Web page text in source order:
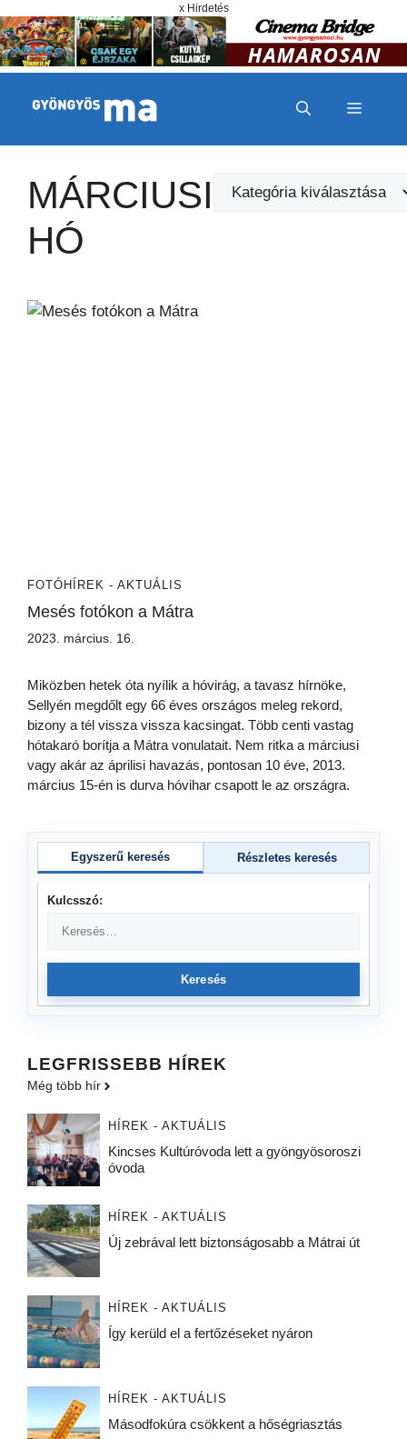
x Hirdetés
MENÜ
MÁRCIUSI
HÓ
Kategóriák
FOTÓ HÍREK - AKTUÁLIS
Mesés fotókon a Mátra
2023. március. 16.
Miközben hetek óta nyílik a hóvirág, a tavasz hírnöke,
Sellyén megdőlt egy 66 éves országos meleg rekord,
bizony a tél vissza vissza kacsingat. Több centi vastag
hótakaró borítja a Mátra vonulatait. Nem ritka a márciusi
vagy akár az áprilisi havazás, pontosan 10 éve, 2013.
március 15-én is durva hóvihar csapott le az országra.
Egyszerű keresés Részletes keresés
Kulcsszó:
Keresés
LEGFRISSEBB HÍREK
Még több hír
HÍREK - AKTUÁLIS
Kincses Kultúróvoda lett a gyöngyösoroszi
óvoda
HÍREK - AKTUÁLIS
Új zebrával lett biztonságosabb a Mátrai út
HÍREK - AKTUÁLIS
Így kerüld el a fertőzéseket nyáron
HÍREK - AKTUÁLIS
Másodfokúra csökkent a hőségriasztás